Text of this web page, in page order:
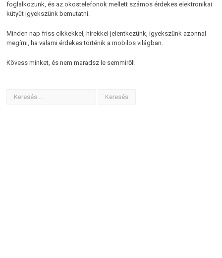
foglalkozunk, és az okostelefonok mellett számos érdekes elektronikai
kütyüt igyekszünk bemutatni.
Minden nap friss cikkekkel, hírekkel jelentkezünk, igyekszünk azonnal
megírni, ha valami érdekes történik a mobilos világban.
Kövess minket, és nem maradsz le semmiről!